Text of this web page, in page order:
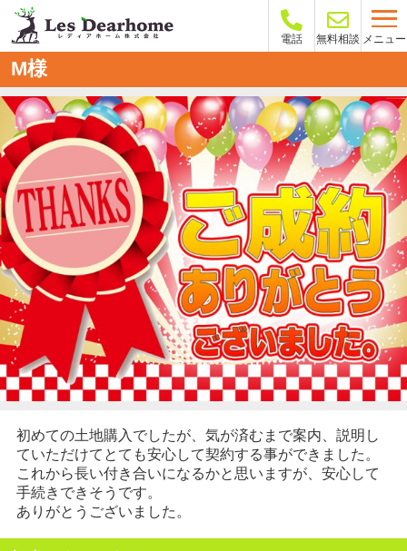
電話 無料相談 メニュー
M様
初めての土地購入でしたが、気が済むまで案内、説明し
ていただけてとても安心して契約する事ができました。
これから長い付き合いになるかと思いますが、安心して
手続きできそうです。
ありがとうございました。